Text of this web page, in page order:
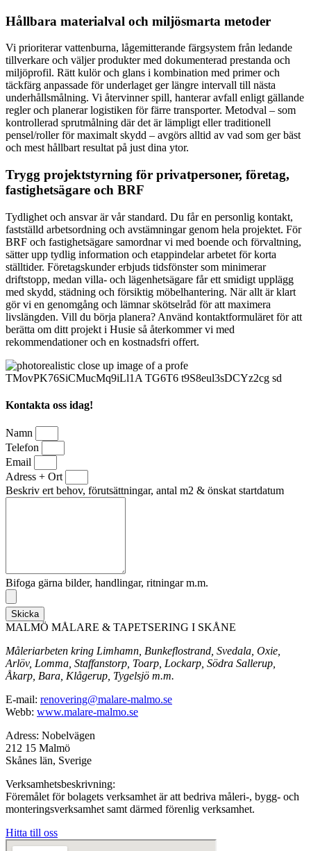
Hållbara materialval och miljösmarta metoder
Vi prioriterar vattenburna, lågemitterande färgsystem från ledande
tillverkare och väljer produkter med dokumenterad prestanda och
miljöprofil. Rätt kulör och glans i kombination med primer och
täckfärg anpassade för underlaget ger längre intervall till nästa
underhållsmålning. Vi återvinner spill, hanterar avfall enligt gällande
regler och planerar logistiken för färre transporter. Metodval – som
kontrollerad sprutmålning där det är lämpligt eller traditionell
pensel/roller för maximalt skydd – avgörs alltid av vad som ger bäst
och mest hållbart resultat på just dina ytor.
Trygg projektstyrning för privatpersoner, företag,
fastighetsägare och BRF
Tydlighet och ansvar är vår standard. Du får en personlig kontakt,
fastställd arbetsordning och avstämningar genom hela projektet. För
BRF och fastighetsägare samordnar vi med boende och förvaltning,
sätter upp tydlig information och etappindelar arbetet för korta
ställtider. Företagskunder erbjuds tidsfönster som minimerar
driftstopp, medan villa- och lägenhetsägare får ett smidigt upplägg
med skydd, städning och försiktig möbelhantering. När allt är klart
gör vi en genomgång och lämnar skötselråd för att maximera
livslängden. Vill du börja planera? Använd kontaktformuläret för att
berätta om ditt projekt i Husie så återkommer vi med
rekommendationer och en kostnadsfri offert.
Kontakta oss idag!
Namn
Telefon
Email
Adress + Ort
Beskriv ert behov, förutsättningar, antal m2 & önskat startdatum
Bifoga gärna bilder, handlingar, ritningar m.m.
Skicka
MALMÖ MÅLARE & TAPETSERING I SKÅNE
Måleriarbeten kring Limhamn, Bunkeflostrand, Svedala, Oxie,
Arlöv, Lomma, Staffanstorp, Toarp, Lockarp, Södra Sallerup,
Åkarp, Bara, Klågerup, Tygelsjö m.m.
E-mail: renovering@malare-malmo.se
Webb: www.malare-malmo.se
Adress: Nobelvägen
212 15 Malmö
Skånes län, Sverige
Verksamhetsbeskrivning:
Föremålet för bolagets verksamhet är att bedriva måleri-, bygg- och
monteringsverksamhet samt därmed förenlig verksamhet.
Hitta till oss